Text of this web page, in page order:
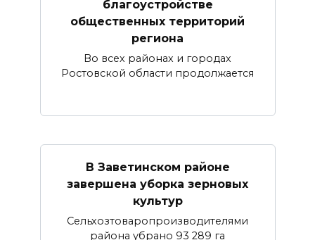
благоустройстве
общественных территорий
региона
Во всех районах и городах
Ростовской области продолжается
В Заветинском районе
завершена уборка зерновых
культур
Сельхозтоваропроизводителями
района убрано 93 289 га